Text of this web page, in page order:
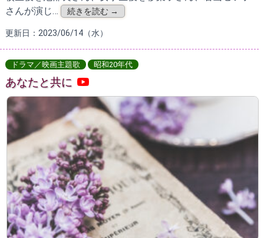
さんが演じ…
続きを読む →
更新日：2023/06/14（水）
ドラマ／映画主題歌 昭和20年代
あなたと共に